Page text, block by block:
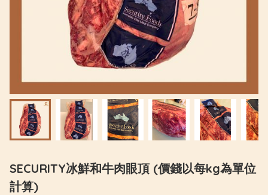
SECURITY冰鮮和牛肉眼頂 (價錢以每kg為單位
計算)